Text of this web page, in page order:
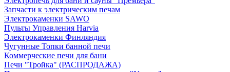
Запчасти к электрическим печам
Электрокаменки SAWO
Пульты Управления Harvia
Электрокаменки Финляндия
Чугунные Топки банной печи
Коммерческие печи для бани
Печи "Тройка" (РАСПРОДАЖА)